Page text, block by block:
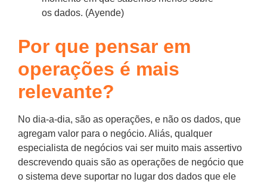
os dados. (Ayende)
Por que pensar em
operações é mais
relevante?
No dia-a-dia, são as operações, e não os dados, que
agregam valor para o negócio. Aliás, qualquer
especialista de negócios vai ser muito mais assertivo
descrevendo quais são as operações de negócio que
o sistema deve suportar no lugar dos dados que ele